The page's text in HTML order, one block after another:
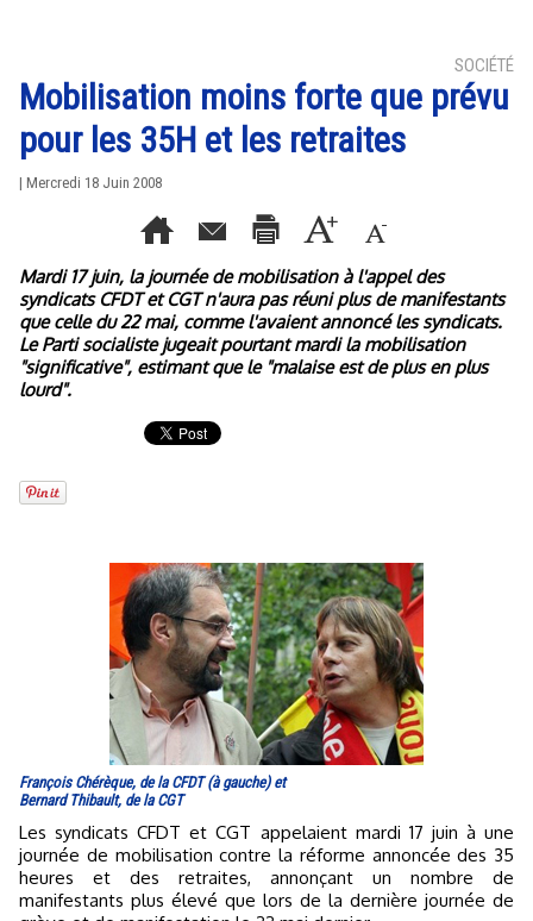
SOCIÉTÉ
Mobilisation moins forte que prévu
pour les 35H et les retraites
| Mercredi 18 Juin 2008
Mardi 17 juin, la journée de mobilisation à l'appel des
syndicats CFDT et CGT n'aura pas réuni plus de manifestants
que celle du 22 mai, comme l'avaient annoncé les syndicats.
Le Parti socialiste jugeait pourtant mardi la mobilisation
"significative", estimant que le "malaise est de plus en plus
lourd".
François Chérèque, de la CFDT (à gauche) et
Bernard Thibault, de la CGT
Les syndicats CFDT et CGT appelaient mardi 17 juin à une
journée de mobilisation contre la réforme annoncée des 35
heures et des retraites, annonçant un nombre de
manifestants plus élevé que lors de la dernière journée de